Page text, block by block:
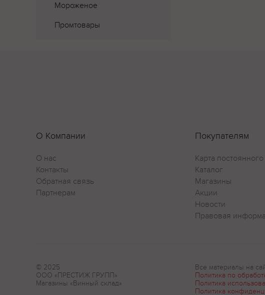
Мороженое
Промтовары
О Компании
О нас
Контакты
Обратная связь
Партнерам
Покупателям
Карта
Каталог
Магазины
Акции
Новости
Правовая
© 2025
ООО «ПРЕСТИЖ ГРУПП»
Магазины «Винный склад»
Все материалы на
Политика по
Политика
Политика